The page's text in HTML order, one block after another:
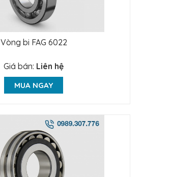
Vòng bi FAG 6022
Giá bán: Liên hệ
MUA NGAY